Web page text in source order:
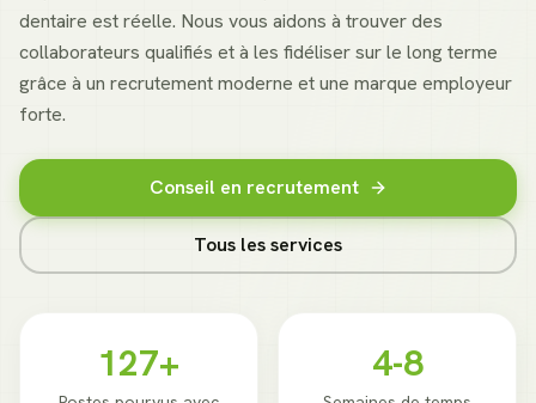
dentaire est réelle. Nous vous aidons à trouver des
collaborateurs qualifiés et à les fidéliser sur le long terme
grâce à un recrutement moderne et une marque employeur
forte.
Conseil en recrutement
Tous les services
127+ 4-8